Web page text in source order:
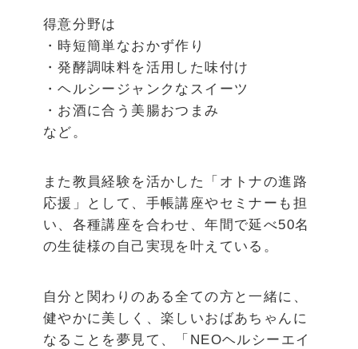
得意分野は
・時短簡単なおかず作り
・発酵調味料を活用した味付け
・ヘルシージャンクなスイーツ
・お酒に合う美腸おつまみ
など。
また教員経験を活かした「オトナの進路
応援」として、手帳講座やセミナーも担
い、各種講座を合わせ、年間で延べ50名
の生徒様の自己実現を叶えている。
自分と関わりのある全ての方と一緒に、
健やかに美しく、楽しいおばあちゃんに
なることを夢見て、「NEOヘルシーエイ